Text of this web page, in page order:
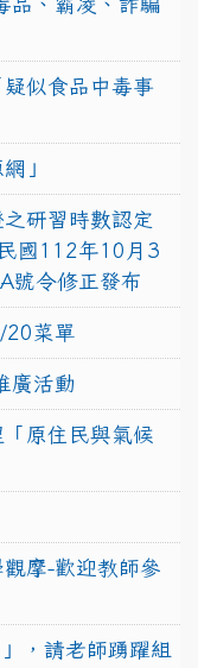
似食品中毒事
」
研習時數認定
國112年10月3
號令修正發布
20菜單
廣活動
原住民與氣候
摩-歡迎教師參
，請老師踴躍組